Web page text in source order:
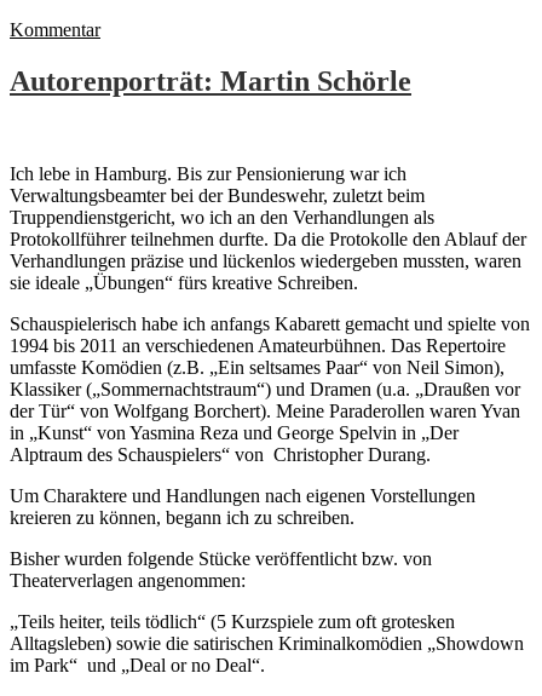
Kommentar
Autorenporträt: Martin Schörle
Ich lebe in Hamburg. Bis zur Pensionierung war ich
Verwaltungsbeamter bei der Bundeswehr, zuletzt beim
Truppendienstgericht, wo ich an den Verhandlungen als
Protokollführer teilnehmen durfte. Da die Protokolle den Ablauf der
Verhandlungen präzise und lückenlos wiedergeben mussten, waren
sie ideale „Übungen“ fürs kreative Schreiben.
Schauspielerisch habe ich anfangs Kabarett gemacht und spielte von
1994 bis 2011 an verschiedenen Amateurbühnen. Das Repertoire
umfasste Komödien (z.B. „Ein seltsames Paar“ von Neil Simon),
Klassiker („Sommernachtstraum“) und Dramen (u.a. „Draußen vor
der Tür“ von Wolfgang Borchert). Meine Paraderollen waren Yvan
in „Kunst“ von Yasmina Reza und George Spelvin in „Der
Alptraum des Schauspielers“ von Christopher Durang.
Um Charaktere und Handlungen nach eigenen Vorstellungen
kreieren zu können, begann ich zu schreiben.
Bisher wurden folgende Stücke veröffentlicht bzw. von
Theaterverlagen angenommen:
„Teils heiter, teils tödlich“ (5 Kurzspiele zum oft grotesken
Alltagsleben) sowie die satirischen Kriminalkomödien „Showdown
im Park“ und „Deal or no Deal“.